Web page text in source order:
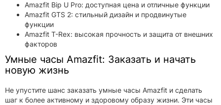
Amazfit Bip U Pro: доступная цена и отличные функции
Amazfit GTS 2: стильный дизайн и продвинутые
функции
Amazfit T-Rex: высокая прочность и защита от внешних
факторов
Умные часы Amazfit: Заказать и начать
новую жизнь
Не упустите шанс заказать умные часы Amazfit и сделать
шаг к более активному и здоровому образу жизни. Эти часы